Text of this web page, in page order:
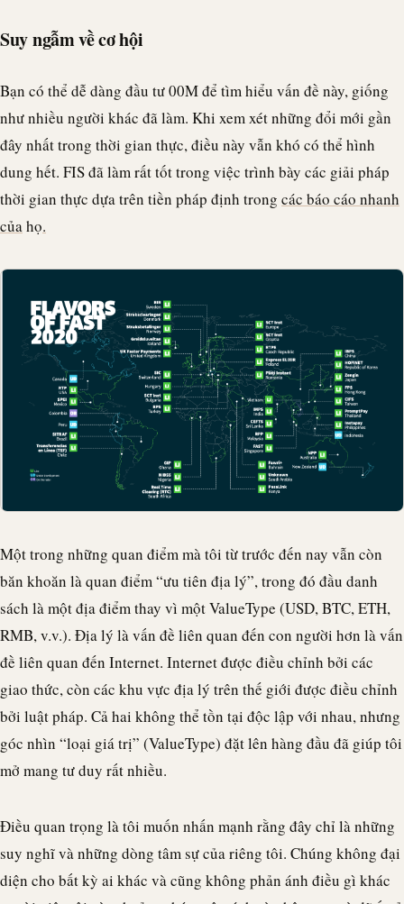
Suy ngẫm về cơ hội
Bạn có thể dễ dàng đầu tư 00M để tìm hiểu vấn đề này, giống
như nhiều người khác đã làm. Khi xem xét những đổi mới gần
đây nhất trong thời gian thực, điều này vẫn khó có thể hình
dung hết. FIS đã làm rất tốt trong việc trình bày các giải pháp
thời gian thực dựa trên tiền pháp định trong các báo cáo nhanh
củahọ.
Một trong những quan điểm mà tôi từ trước đến nay vẫn còn
băn khoăn là quan điểm “ưu tiên địa lý”, trong đó đầu danh
sách là một địa điểm thay vì một ValueType (USD, BTC, ETH,
RMB, v.v.). Địa lý là vấn đề liên quan đến con người hơn là vấn
đề liên quan đến Internet. Internet được điều chỉnh bởi các
giao thức, còn các khu vực địa lý trên thế giới được điều chỉnh
bởi luật pháp. Cả hai không thể tồn tại độc lập với nhau, nhưng
góc nhìn “loại giá trị” (ValueType) đặt lên hàng đầu đã giúp tôi
mở mang tư duy rất nhiều.
Điều quan trọng là tôi muốn nhấn mạnh rằng đây chỉ là những
suy nghĩ và những dòng tâm sự của riêng tôi. Chúng không đại
diện cho bất kỳ ai khác và cũng không phản ánh điều gì khác